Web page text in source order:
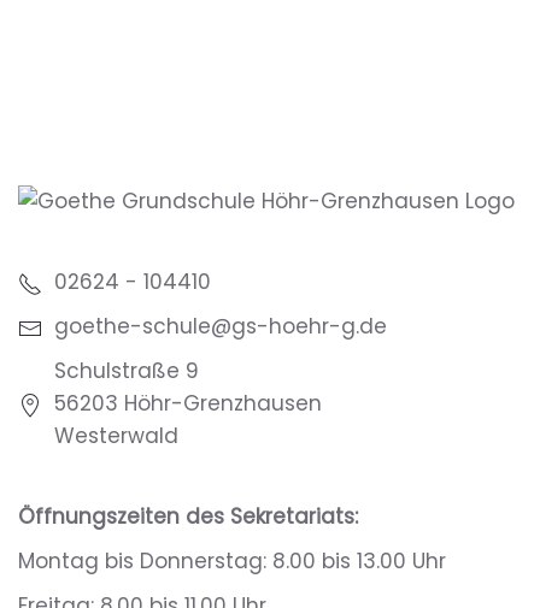
02624 - 104410
goethe-schule@gs-hoehr-g.de
Schulstraße 9
56203 Höhr-Grenzhausen
Westerwald
Öffnungszeiten des Sekretariats:
Montag bis Donnerstag: 8.00 bis 13.00 Uhr